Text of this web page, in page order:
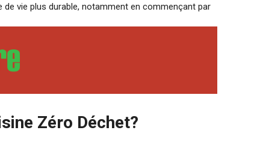
vie plus durable, notamment en commençant par
Zéro Déchet?